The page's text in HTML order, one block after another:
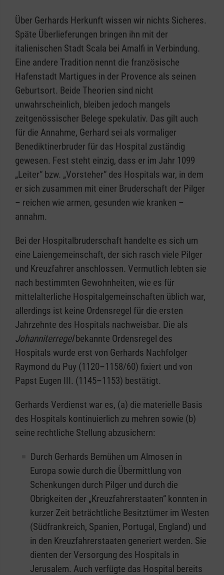
Über Gerhards Herkunft wissen wir nichts Sicheres.
Späte Überlieferungen bringen ihn mit der
italienischen Stadt Scala bei Amalfi in Verbindung.
Eine andere Tradition nennt die französische
Hafenstadt Martigues in der Provence als seinen
Geburtsort. Beide Theorien sind nicht
unwahrscheinlich, bleiben jedoch mangels
zeitgenössischer Belege spekulativ. Das gilt auch
für die Annahme, Gerhard sei als vormaliger
Benediktinerbruder für das Hospital zuständig
gewesen. Fest steht einzig, dass er im Jahr 1099
„Leiter“ bzw. „Vorsteher“ des Hospitals war, in dem
er sich zusammen mit einer Bruderschaft der Pilger
– reichen wie armen, gesunden wie kranken –
annahm.
Bei der Hospitalbruderschaft handelte es sich um
eine Laiengemeinschaft, der sich rasch viele Pilger
und Kreuzfahrer anschlossen. Vermutlich lebten sie
nach bestimmten Gewohnheiten, wie es für
mittelalterliche Hospitalgemeinschaften üblich war,
allerdings ist keine Ordensregel für die ersten
Jahrzehnte des Hospitals nachweisbar. Die als
Johanniterregelbekannte Ordensregel des
Hospitals wurde erst von Gerhards Nachfolger
Raymond du Puy (1120–1158/60) fixiert und von
Papst Eugen III. (1145–1153) bestätigt.
Gerhards Verdienst war es, (a) die materielle Basis
des Hospitals kontinuierlich zu mehren sowie (b)
seine rechtliche Stellung abzusichern:
Durch Gerhards Bemühen um Almosen in
Europa sowie durch die Übermittlung von
Schenkungen durch Pilger und durch die
Obrigkeiten der „Kreuzfahrerstaaten“ konnten in
kurzer Zeit beträchtliche Besitztümer im Westen
(Südfrankreich, Spanien, Portugal, England) und
in den Kreuzfahrerstaaten generiert werden. Sie
dienten der Versorgung des Hospitals in
Jerusalem. Auch verfügte das Hospital bereits